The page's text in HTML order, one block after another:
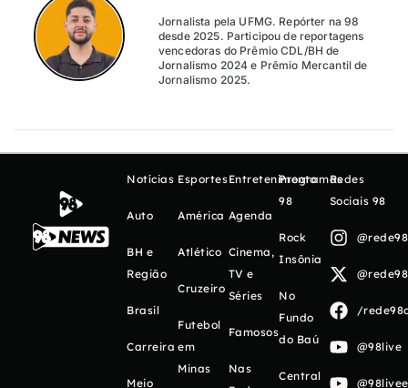
Jornalista pela UFMG. Repórter na 98
desde 2025. Participou de reportagens
vencedoras do Prêmio CDL/BH de
Jornalismo 2024 e Prêmio Mercantil de
Jornalismo 2025.
Notícias
Auto
BH e
Região
Brasil
Carreira
Meio
Esportes
América
Atlético
Cruzeiro
Futebol
em
Minas
Entretenimento
Agenda
Cinema,
TV e
Séries
Famosos
Nas
Programas
98
Rock
Insônia
No
Fundo
do Baú
Central
Redes
Sociais 98
/
@98live